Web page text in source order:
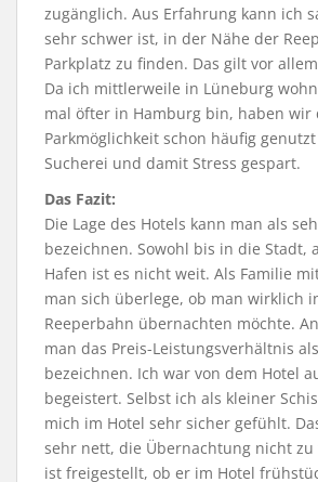
zugänglich. Aus Erfahrung kann ich
sehr schwer ist, in der Nähe der
Parkplatz zu finden. Das gilt vor
Da ich mittlerweile in Lüneburg
mal öfter in Hamburg bin, haben wir
Parkmöglichkeit schon häufig
Sucherei und damit Stress gespart.
Das Fazit:
Die Lage des Hotels kann man als
bezeichnen. Sowohl bis in die Stadt,
Hafen ist es nicht weit. Als Familie
man sich überlege, ob man wirklich
Reeperbahn übernachten möchte.
man das Preis-Leistungsverhältnis
bezeichnen. Ich war von dem Hotel
begeistert. Selbst ich als kleiner
mich im Hotel sehr sicher gefühlt.
sehr nett, die Übernachtung nicht zu
ist freigestellt, ob er im Hotel